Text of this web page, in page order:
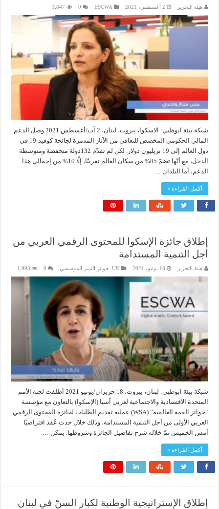
هيئة التحرير 2 أغسطس، 2021 ESCWA
0
1,847
شبكة بيئة ابوظبي: الاسكوا، بيروت، لبنان، 2 آب/أغسطس 2021 وصل الدعم
المالي الحكومي المخصص للتعافي من الآثار المدمرة لجائحة كوفيد-19 في
دول العالم إلى 19 تريليون دولار. لكن لم تقدّم 132دولة منخفضة ومتوسطة
الدخل، مع أنّها تضمّ 85% من سكان العالم تقريبًا، إلّا 10% من إجمالي هذا
الدعم، أما البلدان …
أكمل القراءة »
إطلاق جائزة الإسكوا للمحتوى الرقمي العربي من
أجل التنمية المستدامة
هيئة التحرير 18 يونيو، 2021 UN
, جوائز التميز المؤسسي 0
1,993
شبكة بيئة ابوظبي: لبنان، بيروت، 18 حزيران/يونيو 2021 أطلقت لجنة الأمم
المتحدة الاقتصادية والاجتماعية لغربي آسيا (الإسكوا) بالتعاون مع مؤسسة
“جوائز القمة العالمية” (WSA) عملية تقديم الطلبات لجائزة المحتوى الرقمي
العربي الأولى من أجل التنمية المستدامة، وذلك خلال حدث عٌقد افتراضيًا
أمس الخميس تمّ خلاله شرح تفاصيل الجائزة وشروطها. يمكن …
أكمل القراءة »
إطلاق الإستراتيجية الوطنية لكبار السنّ في لبنان